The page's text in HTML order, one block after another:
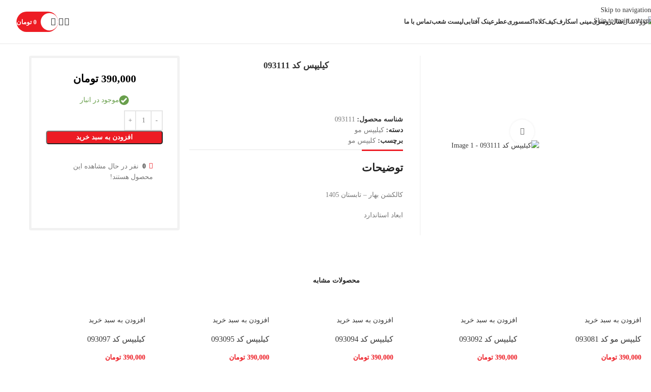
Skip to navigation
Skip to main content
شالروسریمینی اسکارفکیفکلاه اکسسوریعطر عینک آفتابیلیست شعبتماس با ما 0 تومان
کیلیپس کد 093111
شناسه محصول: 093111
دسته: کیلیپس مو
برچسب: کلیپس مو
توضیحات
کالکشن بهار – تابستان 1405
ابعاد استاندارد
390,000 تومان
موجود در انبار
افزودن به سبد خرید
0
نفر در حال مشاهده این
محصول هستند!
محصولات مشابه
افزودن به سبد خرید
کلیپس مو کد 093081
390,000 تومان
افزودن به سبد خرید
کیلیپس کد 093092
390,000 تومان
افزودن به سبد خرید
کیلیپس کد 093094
390,000 تومان
افزودن به سبد خرید
کیلیپس کد 093095
390,000 تومان
افزودن به سبد خرید
کیلیپس کد 093097
390,000 تومان